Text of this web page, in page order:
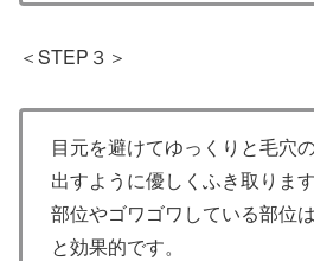
＜STEP３＞
目元を避けてゆっくりと毛穴
出すように優しくふき取りま
部位やゴワゴワしている部位
と効果的です。